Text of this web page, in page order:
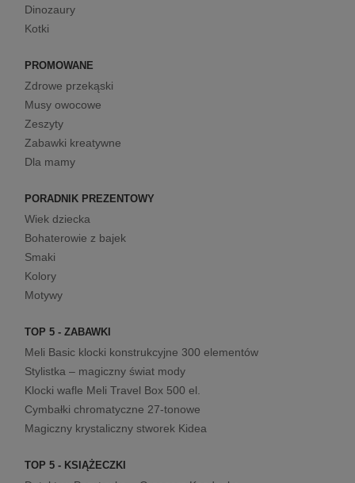
Dinozaury
Kotki
PROMOWANE
Zdrowe przekąski
Musy owocowe
Zeszyty
Zabawki kreatywne
Dla mamy
PORADNIK PREZENTOWY
Wiek dziecka
Bohaterowie z bajek
Smaki
Kolory
Motywy
TOP 5 - ZABAWKI
Meli Basic klocki konstrukcyjne 300 elementów
Stylistka – magiczny świat mody
Klocki wafle Meli Travel Box 500 el.
Cymbałki chromatyczne 27-tonowe
Magiczny krystaliczny stworek Kidea
TOP 5 - KSIĄŻECZKI